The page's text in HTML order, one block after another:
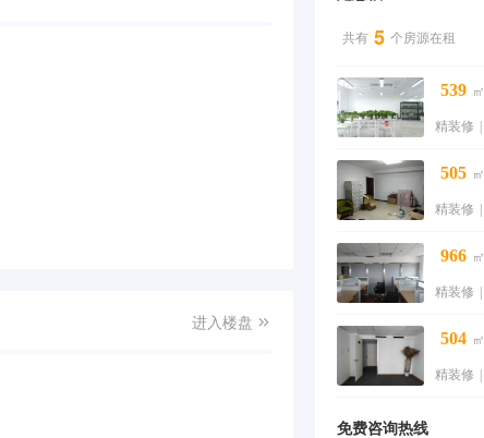
进入楼盘 
共有 5 个房源在租
539 ㎡
精装修
505 ㎡
精装修
966 ㎡
精装修
504 ㎡
精装修
免费咨询热线